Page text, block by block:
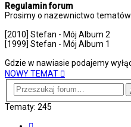
Regulamin forum
Prosimy o nazewnictwo tematów
[2010] Stefan - Mój Album 2
[1999] Stefan - Mój Album 1
Gdzie w nawiasie podajemy
NOWY TEMAT
Tematy: 245